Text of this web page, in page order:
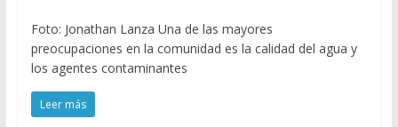
Foto: Jonathan Lanza Una de las mayores
preocupaciones en la comunidad es la calidad del agua y
los agentes contaminantes
Leer más